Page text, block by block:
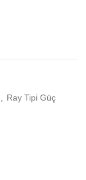
Ray Tipi Güç